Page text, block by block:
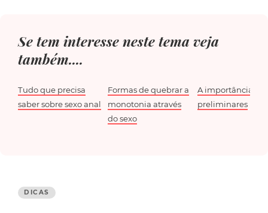
Se tem interesse neste tema veja
também....
Tudo que precisa
saber sobre sexo anal
Formas de quebrar a
monotonia através
do sexo
A importância dos
preliminares
DICAS